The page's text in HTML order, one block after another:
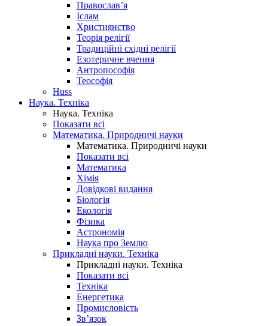
Православ’я
Іслам
Християнство
Теорія релігії
Традиційні східні релігії
Езотеричне вчення
Антропософія
Теософія
Huss
Наука. Техніка
Наука. Техніка
Показати всі
Математика. Природничі науки
Математика. Природничі науки
Показати всі
Математика
Хімія
Довідкові видання
Біологія
Екологія
Фізика
Астрономія
Наука про Землю
Прикладні науки. Техніка
Прикладні науки. Техніка
Показати всі
Техніка
Енергетика
Промисловість
Зв’язок